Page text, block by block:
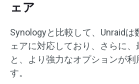
ェア
Synologyと比較して、Unraidは
ェアに対応しており、さらに
と、より強力なオプションが利
す。